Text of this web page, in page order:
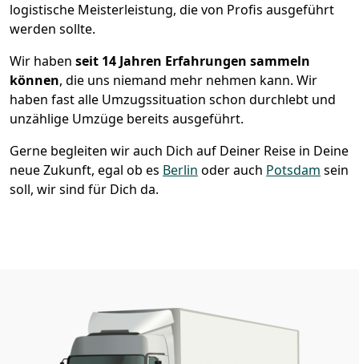
logistische Meisterleistung, die von Profis ausgeführt
werden sollte.
Wir haben seit 14 Jahren Erfahrungen sammeln
können, die uns niemand mehr nehmen kann. Wir
haben fast alle Umzugssituation schon durchlebt und
unzählige Umzüge bereits ausgeführt.
Gerne begleiten wir auch Dich auf Deiner Reise in Deine
neue Zukunft, egal ob es Berlin oder auch Potsdam sein
soll, wir sind für Dich da.